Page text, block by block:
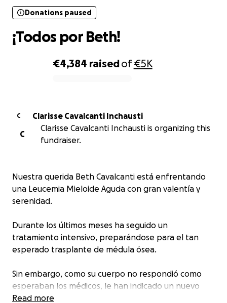
€4,384 raisedof€5K
Donations paused
¡Todos por Beth!
C
Clarisse Cavalcanti Inchausti
C
Clarisse Cavalcanti Inchausti is organizing this
fundraiser.
Nuestra querida Beth Cavalcanti está enfrentando
una Leucemia Mieloide Aguda con gran valentía y
serenidad.
Durante los últimos meses ha seguido un
tratamiento intensivo, preparándose para el tan
esperado trasplante de médula ósea.
Sin embargo, como su cuerpo no respondió como
esperaban los médicos, le han indicado un nuevo
tratamiento con Mylotarg, un medicamento cuyo
Read more